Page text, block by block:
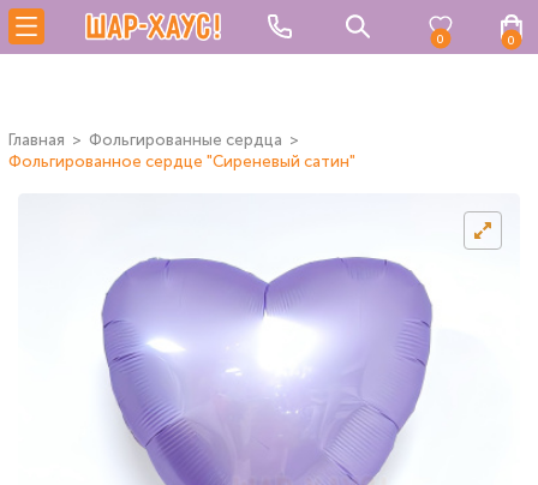
0 0
Главная
Фольгированные сердца
Фольгированное сердце "Сиреневый сатин"